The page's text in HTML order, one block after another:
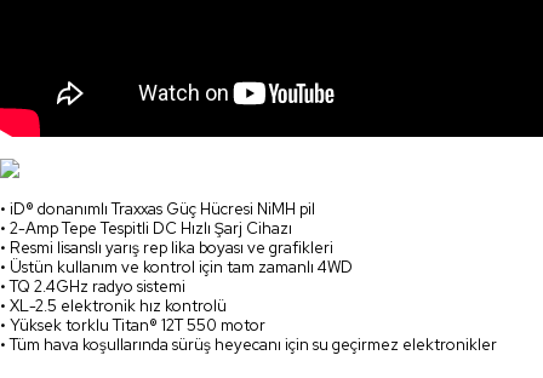
• iD® donanımlı Traxxas Güç Hücresi NiMH pil
• 2-Amp Tepe Tespitli DC Hızlı Şarj Cihazı
• Resmi lisanslı yarış rep lika boyası ve grafikleri
• Üstün kullanım ve kontrol için tam zamanlı 4WD
• TQ 2.4GHz radyo sistemi
• XL-2.5 elektronik hız kontrolü
• Yüksek torklu Titan® 12T 550 motor
• Tüm hava koşullarında sürüş heyecanı için su geçirmez elektronikler